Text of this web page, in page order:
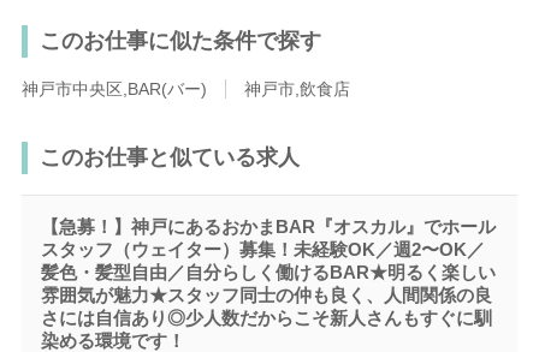
このお仕事に似た条件で探す
神戸市中央区,BAR(バー) 神戸市,飲食店
このお仕事と似ている求人
【急募！】神戸にあるおかまBAR『オスカル』でホール
スタッフ（ウェイター）募集！未経験OK／週2〜OK／
髪色・髪型自由／自分らしく働けるBAR★明るく楽しい
雰囲気が魅力★スタッフ同士の仲も良く、人間関係の良
さには自信あり◎少人数だからこそ新人さんもすぐに馴
染める環境です！